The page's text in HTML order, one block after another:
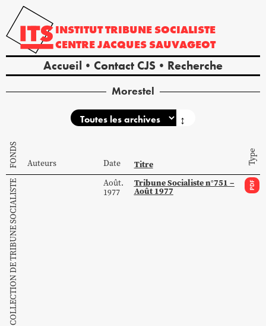
INSTITUTTRIBUNE SOCIALISTE
CENTREJACQUES SAUVAGEOT
Accueil Contact CJS Recherche
Morestel
↕
FONDS Auteurs Date Titre Type
COLLECTION DE TRIBUNE SOCIALISTE
Août.
1977
Tribune Socialiste n°751 –
Août 1977 PDF